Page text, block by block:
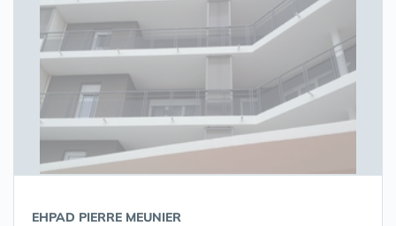
EHPAD PIERRE MEUNIER